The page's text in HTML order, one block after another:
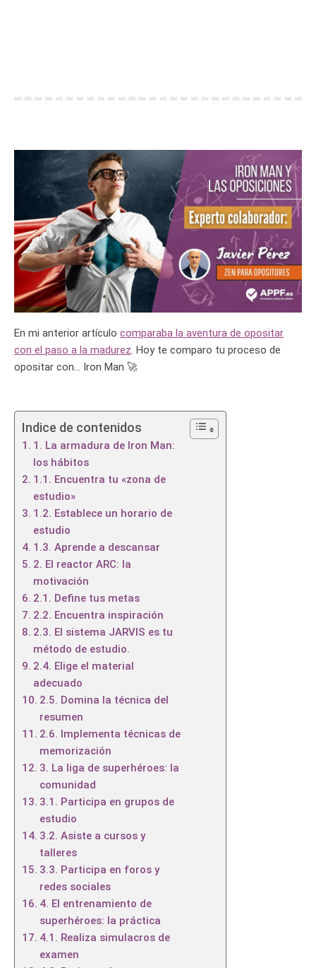
En mi anterior artículo comparaba la aventura de opositar
con el paso a la madurez . Hoy te comparo tu proceso de
opositar con… Iron Man 🚀
Indice de contenidos
1. La armadura de Iron Man:
los hábitos
1.1. Encuentra tu «zona de
estudio»
1.2. Establece un horario de
estudio
1.3. Aprende a descansar
2. El reactor ARC: la
motivación
2.1. Define tus metas
2.2. Encuentra inspiración
2.3. El sistema JARVIS es tu
método de estudio.
2.4. Elige el material
adecuado
2.5. Domina la técnica del
resumen
2.6. Implementa técnicas de
memorización
3. La liga de superhéroes: la
comunidad
3.1. Participa en grupos de
estudio
3.2. Asiste a cursos y
talleres
3.3. Participa en foros y
redes sociales
4. El entrenamiento de
superhéroes: la práctica
4.1. Realiza simulacros de
examen